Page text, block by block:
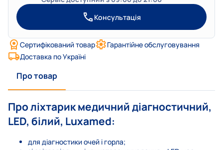
Консультація
Сертифікований товар
Гарантійне обслуговування
Доставка по Україні
Про товар
Про ліхтарик медичний діагностичний,
LED, білий, Luxamed:
для діагностики очей і горла;